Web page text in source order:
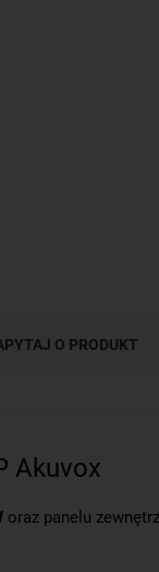
O PRODUKT
Akuvox
oraz panelu